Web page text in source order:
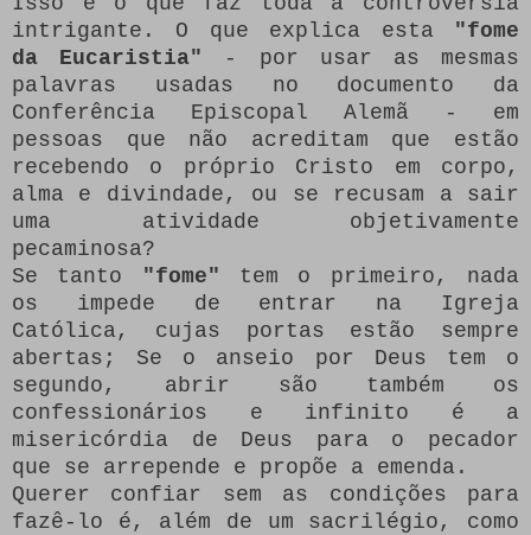
intrigante.
O que explica esta "fome
da Eucaristia"
- por usar as mesmas
palavras usadas no documento da
Conferência Episcopal Alemã - em
pessoas que não acreditam que estão
recebendo o próprio Cristo em corpo,
alma e divindade, ou se recusam a sair
uma atividade objetivamente
pecaminosa?
Se tanto
"fome" tem o primeiro, nada
os impede de entrar na Igreja
Católica, cujas portas estão sempre
abertas;
Se o anseio por Deus tem o
segundo, abrir são também os
confessionários e infinito é a
misericórdia de Deus para o pecador
que se arrepende e propõe a emenda.
Querer confiar sem as condições para
fazê-lo é, além de um sacrilégio, como